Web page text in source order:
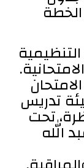
تدريس
تحت
الله